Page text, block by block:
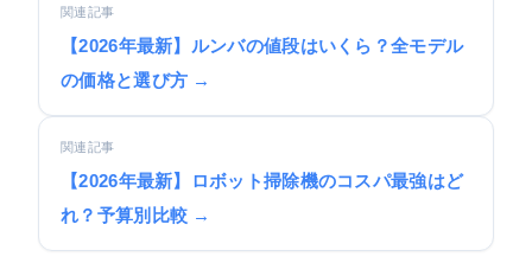
関連記事
【2026年最新】ルンバの値段はいくら？全モデル
の価格と選び方 →
関連記事
【2026年最新】ロボット掃除機のコスパ最強はど
れ？予算別比較 →